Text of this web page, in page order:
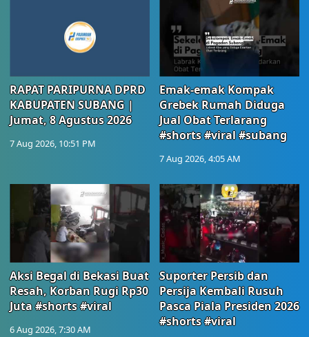
RAPAT PARIPURNA DPRD
KABUPATEN SUBANG |
Jumat, 8 Agustus 2026
7 Aug 2026, 10:51 PM
Emak-emak Kompak
Grebek Rumah Diduga
Jual Obat Terlarang
#shorts #viral #subang
7 Aug 2026, 4:05 AM
Aksi Begal di Bekasi Buat
Resah, Korban Rugi Rp30
Juta #shorts #viral
6 Aug 2026, 7:30 AM
Suporter Persib dan
Persija Kembali Rusuh
Pasca Piala Presiden 2026
#shorts #viral